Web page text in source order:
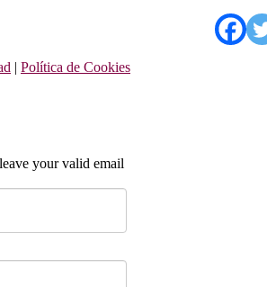
| Política de Cookies
your valid email